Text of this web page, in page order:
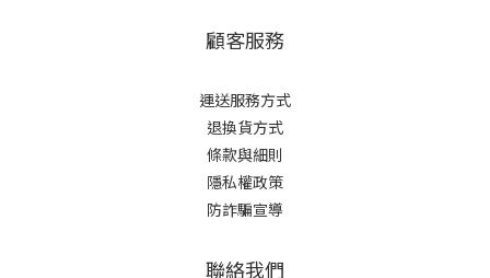
顧客服務
運送服務方式
退換貨方式
條款與細則
隱私權政策
防詐騙宣導
聯絡我們